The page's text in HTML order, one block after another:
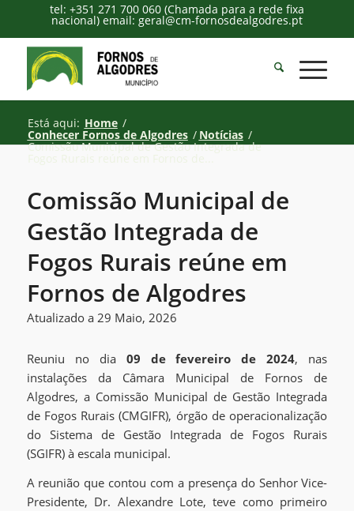
tel: +351 271 700 060 (Chamada para a rede fixa
nacional) email: geral@cm-fornosdealgodres.pt
Está aqui: Home /
Conhecer Fornos de Algodres / Notícias /
Comissão Municipal de Gestão Integrada de
Fogos Rurais reúne em Fornos de...
Comissão Municipal de
Gestão Integrada de
Fogos Rurais reúne em
Fornos de Algodres
Atualizado a 29 Maio, 2026
Reuniu no dia 09 de fevereiro de 2024, nas
instalações da Câmara Municipal de Fornos de
Algodres, a Comissão Municipal de Gestão Integrada
de Fogos Rurais (CMGIFR), órgão de operacionalização
do Sistema de Gestão Integrada de Fogos Rurais
(SGIFR) à escala municipal.
A reunião que contou com a presença do Senhor Vice-
Presidente, Dr. Alexandre Lote, teve como primeiro